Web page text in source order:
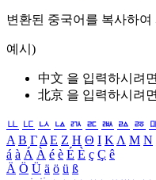
변환된 중국어를 복사하
예시)
中文 을 입력하시려면
北京 을 입력하시려면
ㅥ ㅦ ㅧ ㅨ ㅩ ㅪ ㅫ ㅬ ㅭ
Α Β ΓΔ Ε Ζ Η Θ Ι ΚΛ Μ Ν
á à Á À é è É È ç Ç ê
Ä Ö Ü ä ö ü ß